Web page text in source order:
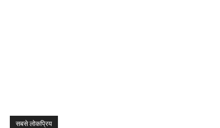
सबसे लोकप्रिय